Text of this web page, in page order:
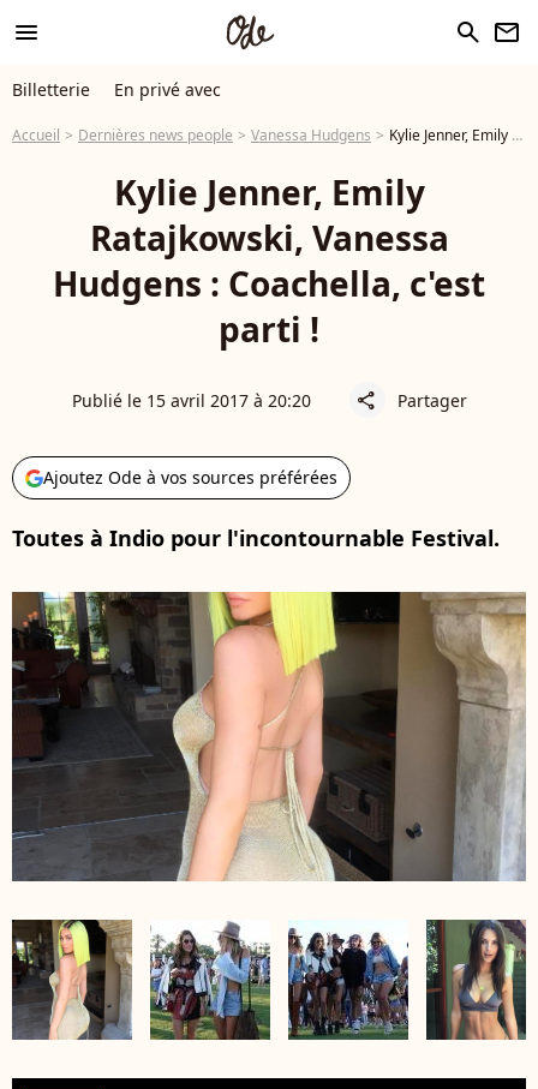
menu search newsletter
Billetterie En privé avec
Accueil Dernières news people Vanessa Hudgens Kylie Jenner, Emily Ratajkowski, Vanessa Hudgens : Coachella, c'est parti !
Kylie Jenner, Emily
Ratajkowski, Vanessa
Hudgens : Coachella, c'est
parti !
Publié le 15 avril 2017 à 20:20 share Partager
Ajoutez Ode à vos sources préférées
Toutes à Indio pour l'incontournable Festival.